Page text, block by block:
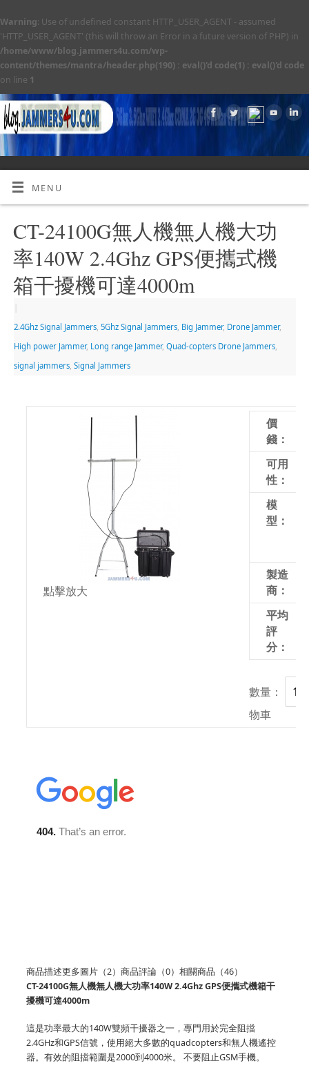
Warning: Use of undefined constant HTTP_USER_AGENT - assumed
'HTTP_USER_AGENT' (this will throw an Error in a future version of PHP) in
/home/www/blog.jammers4u.com/wp-
content/themes/mantra/header.php(190) : eval()'d code(1) : eval()'d code
on line 1
MENU
CT-24100G無人機無人機大功
率140W 2.4Ghz GPS便攜式機
箱干擾機可達4000m
2.4Ghz Signal Jammers, 5Ghz Signal Jammers, Big Jammer, Drone Jammer,
High power Jammer, Long range Jammer, Quad-copters Drone Jammers,
signal jammers, Signal Jammers
點擊放大
價
錢：
可用
性：
模
型：
製造
商：
平均
評
分：
數量：
物車
商品描述更多圖片（2）商品評論（0） 相關商品（46）
CT-24100G無人機無人機大功率140W 2.4Ghz GPS便攜式機箱干
擾機可達4000m
這是功率最大的140W雙頻干擾器之一，專門用於完全阻擋
2.4GHz和GPS信號，使用絕大多數的quadcopters和無人機遙控
器。有效的阻擋範圍是2000到4000米。
不要阻止GSM手機。